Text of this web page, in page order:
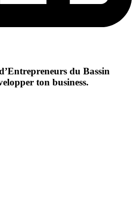
du Bassin
ton business.